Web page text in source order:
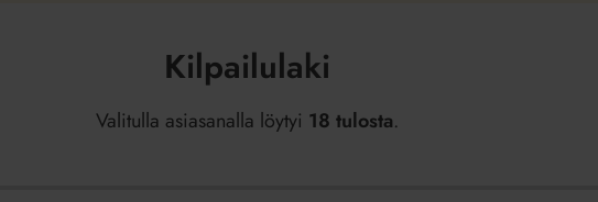
Kilpailulaki
Valitulla asiasanalla löytyi 18 tulosta.